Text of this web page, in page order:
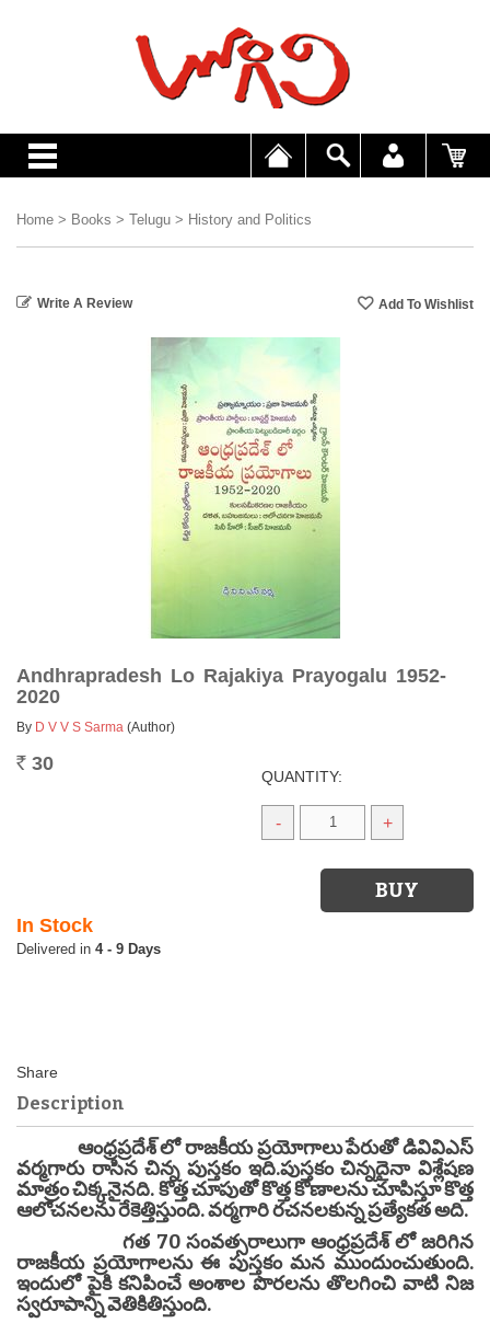
Home > Books > Telugu > History and Politics
Write A Review
Andhrapradesh Lo Rajakiya Prayogalu 1952-
2020
By D V V S Sarma (Author)
Rs. 30
QUANTITY:
- +
In Stock
4 - 9 Days
Description
ఆంధ్రప్రదేశ్ లో రాజకీయ ప్రయోగాలు పేరుతో డివివిఎస్
వర్మగారు రాసిన చిన్న పుస్తకం ఇది.పుస్తకం చిన్నదైనా విశ్లేషణ
మాత్రం చిక్కనైనది. కొత్త చూపుతో కొత్త కోణాలను చూపిస్తూ కొత్త
ఆలోచనలను రేకెత్తిస్తుంది. వర్మగారి రచనలకున్న ప్రత్యేకత అది.
గత 70 సంవత్సరాలుగా ఆంధ్రప్రదేశ్ లో జరిగిన
రాజకీయ ప్రయోగాలను ఈ పుస్తకం మన ముందుంచుతుంది.
ఇందులో పైకి కనిపించే అంశాల పొరలను తొలగించి వాటి నిజ
స్వరూపాన్ని వెతికితిస్తుంది.